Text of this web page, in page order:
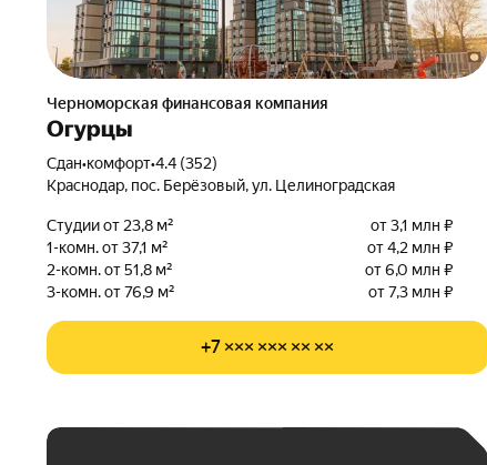
Черноморская финансовая компания
Огурцы
Сдан•комфорт•4.4 (352)
Краснодар, пос. Берёзовый, ул. Целиноградская
Студии от 23,8 м²
от 3,1 млн ₽
1-комн. от 37,1 м²
от 4,2 млн ₽
2-комн. от 51,8 м²
от 6,0 млн ₽
3-комн. от 76,9 м²
от 7,3 млн ₽
+7 ××× ××× ×× ××